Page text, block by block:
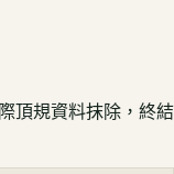
頂規資料抹除，終結